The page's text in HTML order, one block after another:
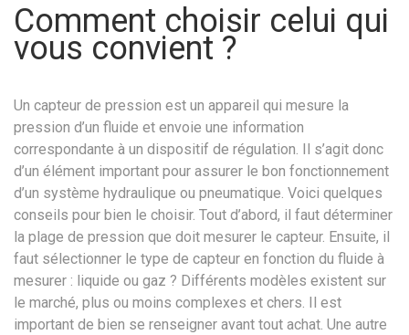
Comment choisir celui qui
vous convient ?
Un capteur de pression est un appareil qui mesure la
pression d’un fluide et envoie une information
correspondante à un dispositif de régulation. Il s’agit donc
d’un élément important pour assurer le bon fonctionnement
d’un système hydraulique ou pneumatique. Voici quelques
conseils pour bien le choisir. Tout d’abord, il faut déterminer
la plage de pression que doit mesurer le capteur. Ensuite, il
faut sélectionner le type de capteur en fonction du fluide à
mesurer : liquide ou gaz ? Différents modèles existent sur
le marché, plus ou moins complexes et chers. Il est
important de bien se renseigner avant tout achat. Une autre